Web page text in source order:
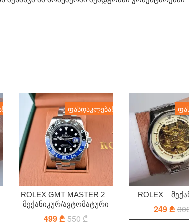
ფასდაკლება!
ROLEX GMT MASTER 2 –
მექანიკურ/ავტომატური
550₾Original
499₾ Current
ROLEX –
249₾